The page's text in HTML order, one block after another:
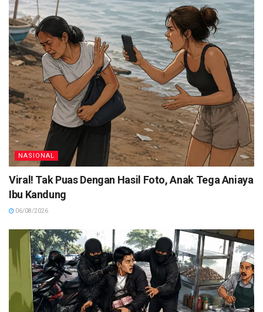
NASIONAL
Viral! Tak Puas Dengan Hasil Foto, Anak Tega Aniaya
Ibu Kandung
06/08/2026